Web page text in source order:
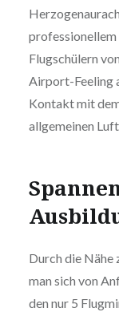
Flugschülern
Airport-Feeling
Kontakt mit
allgemeinen
Durch die
man sich von
den nur 5